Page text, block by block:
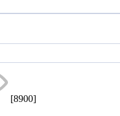
[8900]